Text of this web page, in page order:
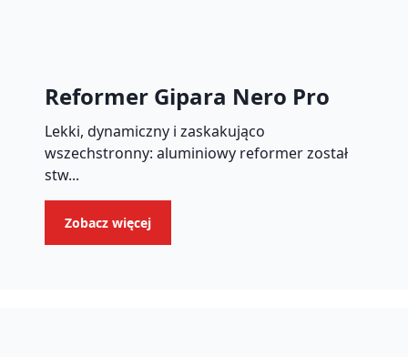
Reformer Gipara Nero Pro
Lekki, dynamiczny i zaskakująco
wszechstronny: aluminiowy reformer został
stw...
Zobacz więcej